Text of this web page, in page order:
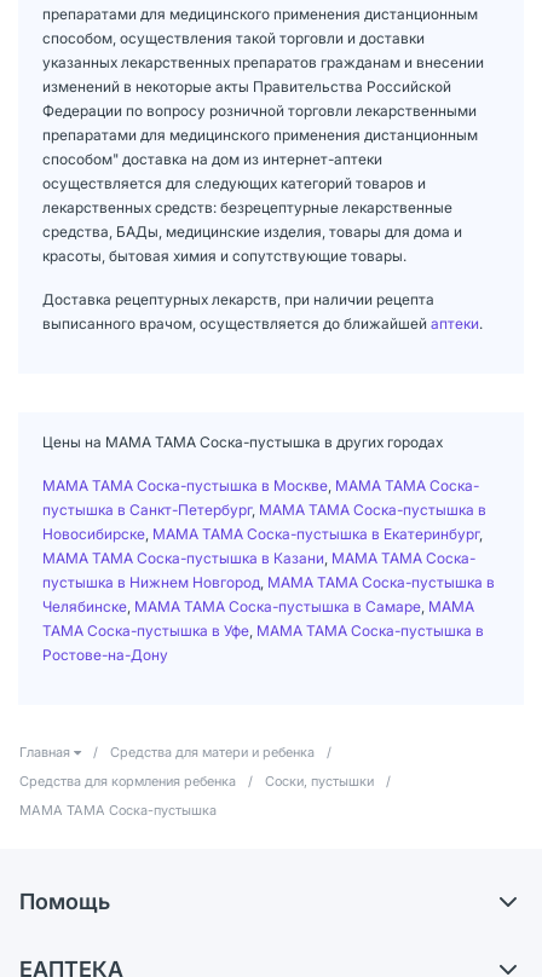
препаратами для медицинского применения дистанционным
способом, осуществления такой торговли и доставки
указанных лекарственных препаратов гражданам и внесении
изменений в некоторые акты Правительства Российской
Федерации по вопросу розничной торговли лекарственными
препаратами для медицинского применения дистанционным
способом" доставка на дом из интернет-аптеки
осуществляется для следующих категорий товаров и
лекарственных средств: безрецептурные лекарственные
средства, БАДы, медицинские изделия, товары для дома и
красоты, бытовая химия и сопутствующие товары.
Доставка рецептурных лекарств, при наличии рецепта
выписанного врачом, осуществляется до ближайшей аптеки.
Цены на МАМА ТАМА Соска-пустышка в других городах
МАМА ТАМА Соска-пустышка в Москве МАМА ТАМА Соска-
пустышка в Санкт-Петербург, МАМА ТАМА Соска-пустышка в
Новосибирске МАМА ТАМА Соска-пустышка в Екатеринбург,
МАМА ТАМА Соска-пустышка в Казани МАМА ТАМА Соска-
пустышка в Нижнем Новгород МАМА ТАМА Соска-пустышка в
Челябинске МАМА ТАМА Соска-пустышка в Самаре МАМА
ТАМА Соска-пустышка в Уфе МАМА ТАМА Соска-пустышка в
Ростове-на-Дону
Главная / Средства для матери и ребенка
/
Средства для кормления ребенка
/ Соски, пустышки
/
МАМА ТАМА Соска-пустышка
Помощь
ЕАПТЕКА